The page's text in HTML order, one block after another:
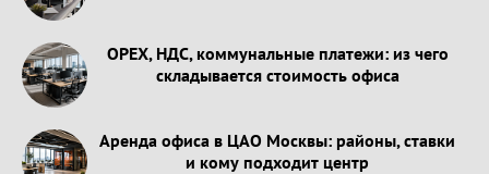
OPEX, НДС, коммунальные платежи: из чего
складывается стоимость офиса
Аренда офиса в ЦАО Москвы: районы, ставки
и кому подходит центр